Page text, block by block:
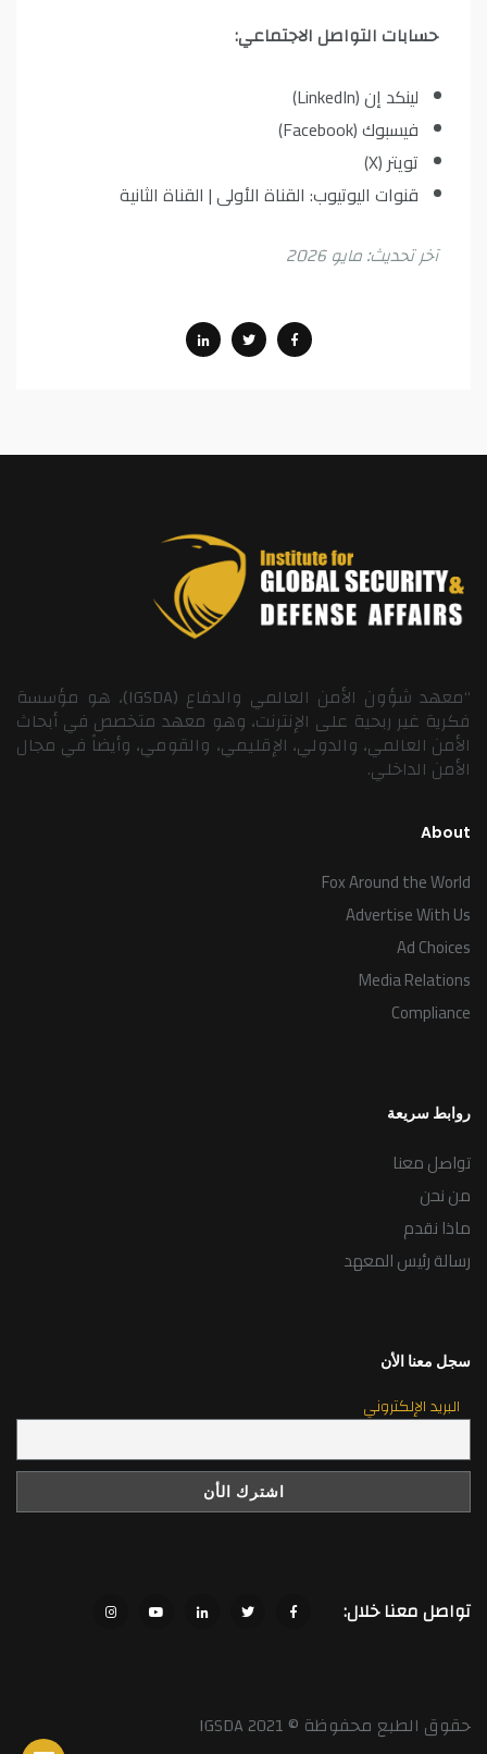
حسابات التواصل الاجتماعي:
لينكد إن (LinkedIn)
فيسبوك (Facebook)
تويتر (X)
قنوات اليوتيوب: القناة الأولى| القناة الثانية
آخر تحديث: مايو 2026
“معهد شؤون الأمن العالمي والدفاع (IGSDA)، هو مؤسسة
فكرية غير ربحية على الإنترنت، وهو معهد متخصص في أبحاث
الأمن العالمي، والدولي، الإقليمي، والقومي، وأيضاً في مجال
الأمن الداخلي.
About
Fox Around the World
Advertise With Us
Ad Choices
Media Relations
Compliance
روابط سريعة
تواصل معنا
من نحن
ماذا نقدم
رسالة رئيس المعهد
سجل معنا الأن
البريد الإلكتروني
تواصل معنا خلال:
حقوق الطبع محفوظة © 2021 IGSDA